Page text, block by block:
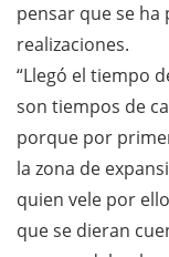
pensar que se ha
realizaciones.
“Llegó el tiempo
son tiempos de
porque por
la zona de
quien vele por
que se dieran